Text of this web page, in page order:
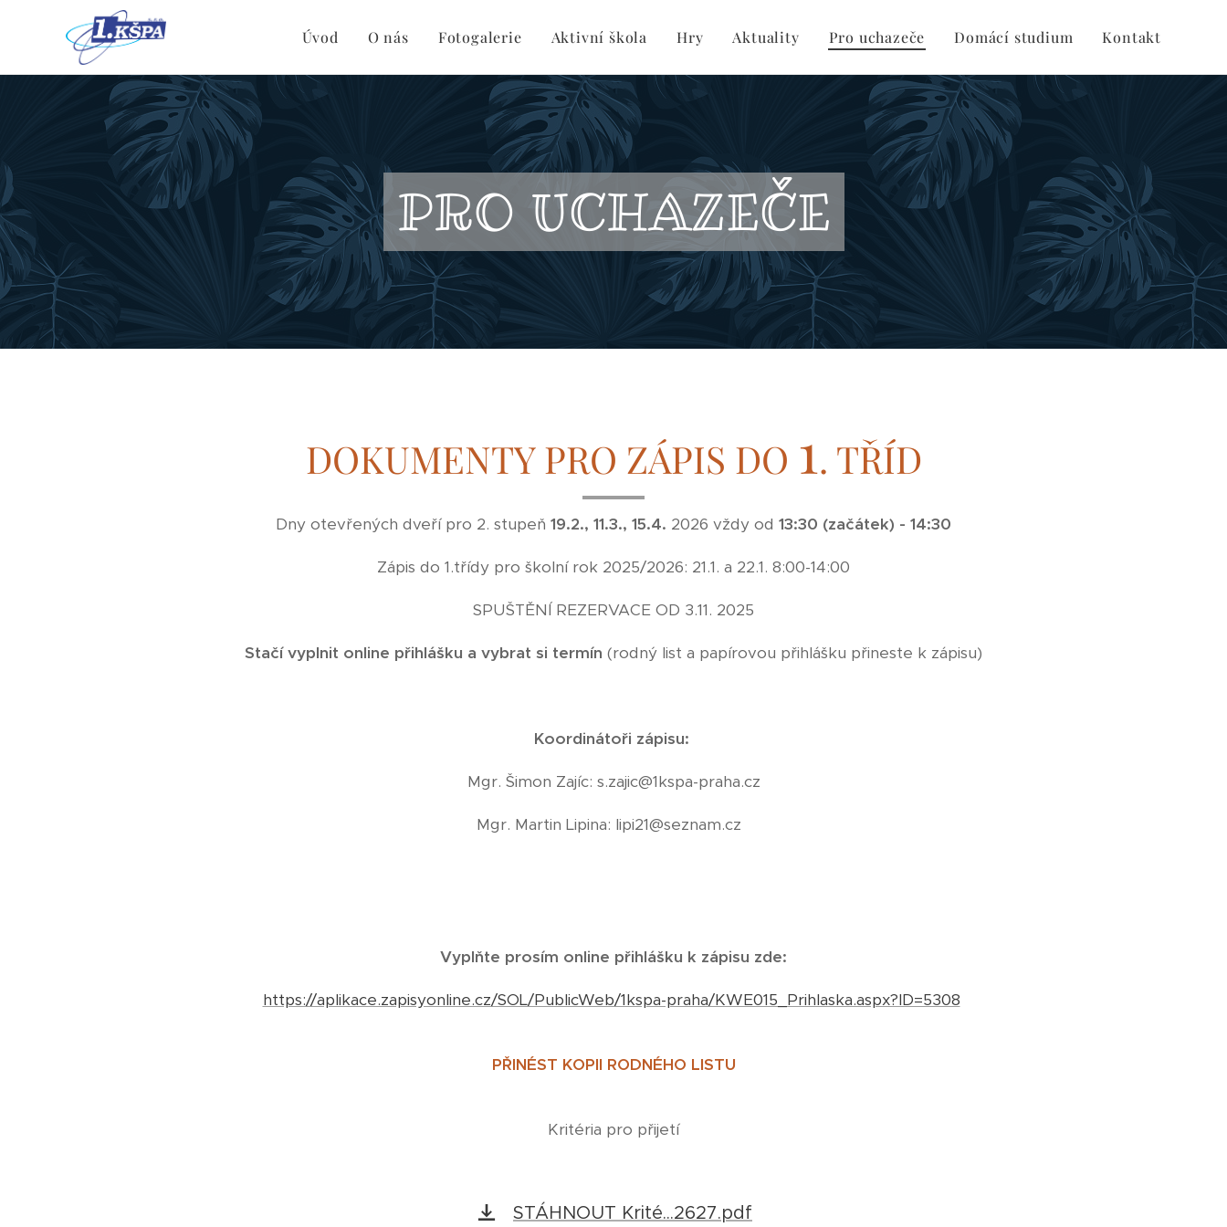
Úvod O nás Fotogalerie Aktivní škola Hry Aktuality Pro uchazeče Domácí studium Kontakt
PRO UCHAZEČE
DOKUMENTY PRO ZÁPIS DO 1. TŘÍD
Dny otevřených dveří pro 2. stupeň 19.2., 11.3., 15.4. 2026 vždy od 13:30 (začátek) - 14:30
Zápis do 1.třídy pro školní rok 2025/2026: 21.1. a 22.1. 8:00-14:00
SPUŠTĚNÍ REZERVACE OD 3.11. 2025
Stačí vyplnit online přihlášku a vybrat si termín (rodný list a papírovou přihlášku přineste k zápisu)
Koordinátoři zápisu:
Mgr. Šimon Zajíc: s.zajic@1kspa-praha.cz
Mgr. Martin Lipina: lipi21@seznam.cz
Vyplňte prosím online přihlášku k zápisu zde:
https://aplikace.zapisyonline.cz/SOL/PublicWeb/1kspa-praha/KWE015_Prihlaska.aspx?ID=5308
PŘINÉST KOPII RODNÉHO LISTU
Kritéria pro přijetí
STÁHNOUT Krité...2627.pdf